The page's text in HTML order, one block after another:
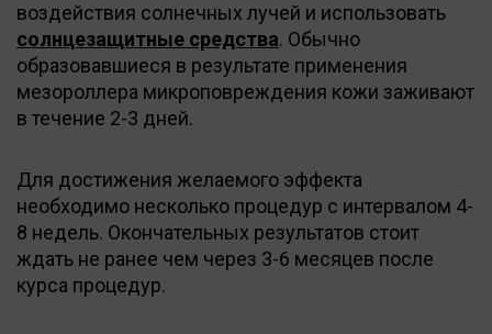
воздействия солнечных лучей и использовать
солнцезащитные средства. Обычно
образовавшиеся в результате применения
мезороллера микроповреждения кожи заживают
в течение 2-3 дней.
Для достижения желаемого эффекта
необходимо несколько процедур с интервалом 4-
8 недель. Окончательных результатов стоит
ждать не ранее чем через 3-6 месяцев после
курса процедур.